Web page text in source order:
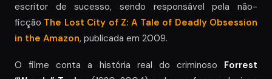
escritor de sucesso, sendo responsável pela não-
ficção The Lost City of Z: A Tale of Deadly Obsession
in the Amazon, publicada em 2009.
O filme conta a história real do criminoso Forrest